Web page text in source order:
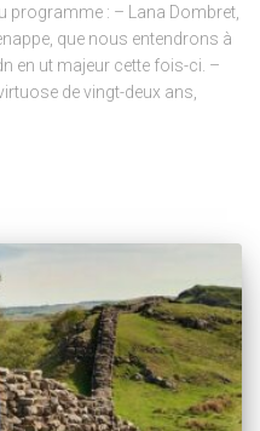
programme : – Lana Dombret,
que nous entendrons à
en ut majeur cette fois-ci. –
de vingt-deux ans,